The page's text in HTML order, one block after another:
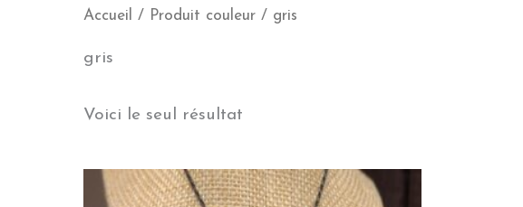
Accueil / Produit couleur / gris
gris
Voici le seul résultat